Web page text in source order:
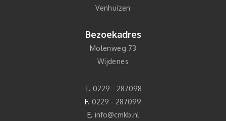
Venhuizen
Bezoekadres
Molenweg 73
Wijdenes
T. 0229 - 287098
F. 0229 - 287099
E. info@cmkb.nl